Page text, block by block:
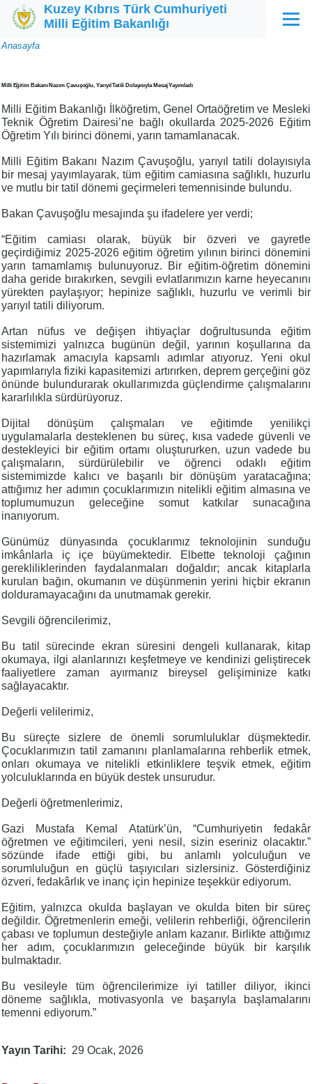
Ana içeriğe atla
Kuzey Kıbrıs Türk Cumhuriyeti
Milli Eğitim Bakanlığı
Menü
Sayfa
Anasayfa
Milli Eğitim Bakanı Nazım Çavuşoğlu, Yarıyıl Tatili Dolayısıyla Mesaj Yayımladı
Milli Eğitim Bakanlığı İlköğretim, Genel Ortaöğretim ve Mesleki
Teknik Öğretim Dairesi’ne bağlı okullarda 2025-2026 Eğitim
Öğretim Yılı birinci dönemi, yarın tamamlanacak.
Milli Eğitim Bakanı Nazım Çavuşoğlu, yarıyıl tatili dolayısıyla
bir mesaj yayımlayarak, tüm eğitim camiasına sağlıklı, huzurlu
ve mutlu bir tatil dönemi geçirmeleri temennisinde bulundu.
Bakan Çavuşoğlu mesajında şu ifadelere yer verdi;
“Eğitim camiası olarak, büyük bir özveri ve gayretle
geçirdiğimiz 2025-2026 eğitim öğretim yılının birinci dönemini
yarın tamamlamış bulunuyoruz. Bir eğitim-öğretim dönemini
daha geride bırakırken, sevgili evlatlarımızın karne heyecanını
yürekten paylaşıyor; hepinize sağlıklı, huzurlu ve verimli bir
yarıyıl tatili diliyorum.
Artan nüfus ve değişen ihtiyaçlar doğrultusunda eğitim
sistemimizi yalnızca bugünün değil, yarının koşullarına da
hazırlamak amacıyla kapsamlı adımlar atıyoruz. Yeni okul
yapımlarıyla fiziki kapasitemizi artırırken, deprem gerçeğini göz
önünde bulundurarak okullarımızda güçlendirme çalışmalarını
kararlılıkla sürdürüyoruz.
Dijital dönüşüm çalışmaları ve eğitimde yenilikçi
uygulamalarla desteklenen bu süreç, kısa vadede güvenli ve
destekleyici bir eğitim ortamı oluştururken, uzun vadede bu
çalışmaların, sürdürülebilir ve öğrenci odaklı eğitim
sistemimizde kalıcı ve başarılı bir dönüşüm yaratacağına;
attığımız her adımın çocuklarımızın nitelikli eğitim almasına ve
toplumumuzun geleceğine somut katkılar sunacağına
inanıyorum.
Günümüz dünyasında çocuklarımız teknolojinin sunduğu
imkânlarla iç içe büyümektedir. Elbette teknoloji çağının
gerekliliklerinden faydalanmaları doğaldır; ancak kitaplarla
kurulan bağın, okumanın ve düşünmenin yerini hiçbir ekranın
dolduramayacağını da unutmamak gerekir.
Sevgili öğrencilerimiz,
Bu tatil sürecinde ekran süresini dengeli kullanarak, kitap
okumaya, ilgi alanlarınızı keşfetmeye ve kendinizi geliştirecek
faaliyetlere zaman ayırmanız bireysel gelişiminize katkı
sağlayacaktır.
Değerli velilerimiz,
Bu süreçte sizlere de önemli sorumluluklar düşmektedir.
Çocuklarımızın tatil zamanını planlamalarına rehberlik etmek,
onları okumaya ve nitelikli etkinliklere teşvik etmek, eğitim
yolculuklarında en büyük destek unsurudur.
Değerli öğretmenlerimiz,
Gazi Mustafa Kemal Atatürk’ün, “Cumhuriyetin fedakâr
öğretmen ve eğitimcileri, yeni nesil, sizin eseriniz olacaktır.”
sözünde ifade ettiği gibi, bu anlamlı yolculuğun ve
sorumluluğun en güçlü taşıyıcıları sizlersiniz. Gösterdiğiniz
özveri, fedakârlık ve inanç için hepinize teşekkür ediyorum.
Eğitim, yalnızca okulda başlayan ve okulda biten bir süreç
değildir. Öğretmenlerin emeği, velilerin rehberliği, öğrencilerin
çabası ve toplumun desteğiyle anlam kazanır. Birlikte attığımız
her adım, çocuklarımızın geleceğinde büyük bir karşılık
bulmaktadır.
Bu vesileyle tüm öğrencilerimize iyi tatiller diliyor, ikinci
döneme sağlıkla, motivasyonla ve başarıyla başlamalarını
temenni ediyorum.”
Yayın Tarihi 29 Ocak, 2026